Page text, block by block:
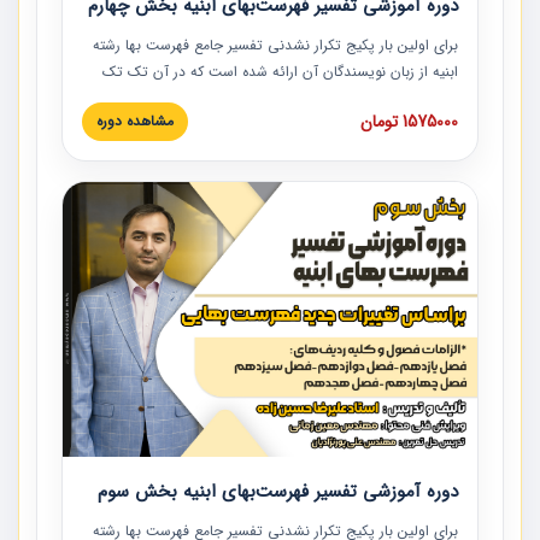
دوره آموزشی تفسیر فهرست‌بهای ابنیه بخش چهارم
برای اولین بار پکیج تکرار نشدنی تفسیر جامع فهرست بها رشته
ابنیه از زبان نویسندگان آن ارائه شده است که در آن تک تک
ردیف ها و مطالب فهرست بها تفسیر و ارائه شده است. این
دوره به صورت کامل تصویری بوده و به همراه تصاویر عملیات
دوره با کلام مهندس علیرضاحسین‌زاده مدیر پروژه مهندسی
مشاور در امر بازنگری فهرست بها رشته ابنیه ارائه شده و به تمام
همکارانی که در حوزه صنعت ساخت در حال فعالیت هستند حتما
توصیه می کنیم از مطالب این دوره استفاده نمایند.
1575000 تومان مشاهده دوره
دوره آموزشی تفسیر فهرست‌بهای ابنیه بخش سوم
برای اولین بار پکیج تکرار نشدنی تفسیر جامع فهرست بها رشته